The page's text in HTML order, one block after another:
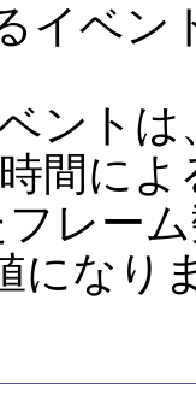
イベン
ント
間に
フレー
になり